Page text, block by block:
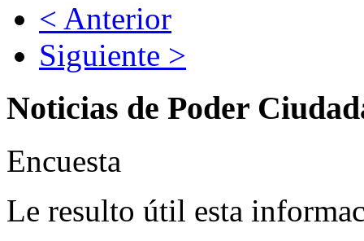
< Anterior
Siguiente >
Noticias de Poder
Encuesta
Le resulto útil esta